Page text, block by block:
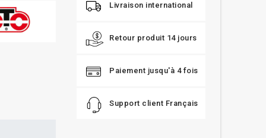
Livraison international
Retour produit 14 jours
Paiement jusqu'à 4 fois
Support client Français